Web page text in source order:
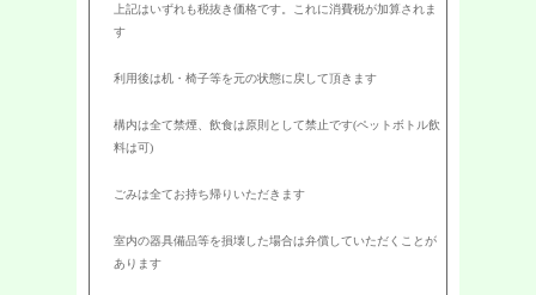
上記はいずれも税抜き価格です。これに消費税が加算されま
す
利用後は机・椅子等を元の状態に戻して頂きます
構内は全て禁煙、飲食は原則として禁止です(ペットボトル飲
料は可)
ごみは全てお持ち帰りいただきます
室内の器具備品等を損壊した場合は弁償していただくことが
あります